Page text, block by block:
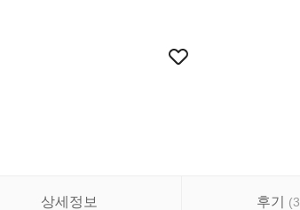
상세정보 후기 (